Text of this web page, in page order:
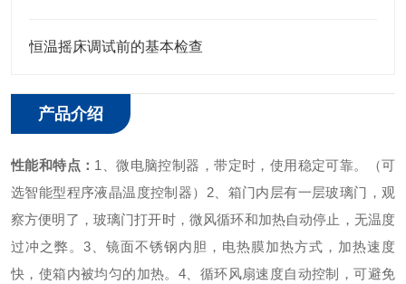
恒温摇床调试前的基本检查
产品介绍
性能和特点： 1、微电脑控制器，带定时，使用稳定可靠。（可
选智能型程序液晶温度控制器） 2、箱门内层有一层玻璃门，观
察方便明了，玻璃门打开时，微风循环和加热自动停止，无温度
过冲之弊。 3、镜面不锈钢内胆，电热膜加热方式，加热速度
快，使箱内被均匀的加热。 4、循环风扇速度自动控制，可避免